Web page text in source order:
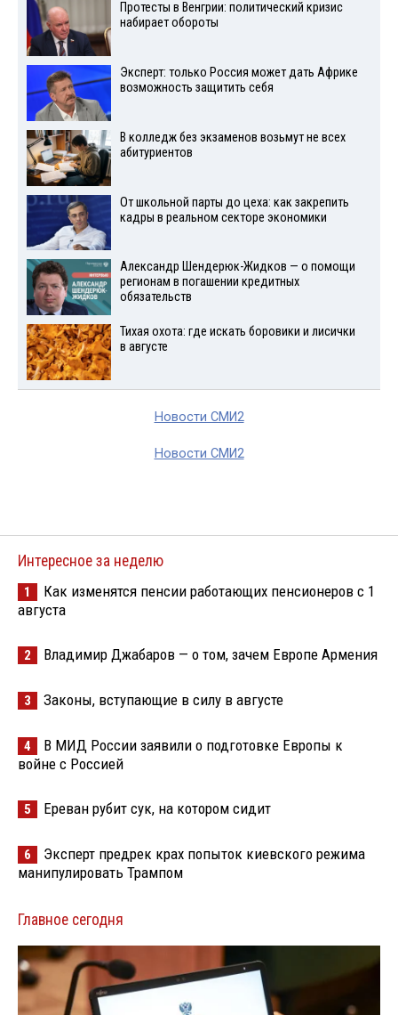
Протесты в Венгрии: политический кризис
набирает обороты
Эксперт: только Россия может дать Африке
возможность защитить себя
В колледж без экзаменов возьмут не всех
абитуриентов
От школьной парты до цеха: как закрепить
кадры в реальном секторе экономики
Александр Шендерюк-Жидков — о помощи
регионам в погашении кредитных
обязательств
Тихая охота: где искать боровики и лисички
в августе
Новости СМИ2
Новости СМИ2
Интересное за неделю
1
Как изменятся пенсии работающих пенсионеров с 1
августа
2 Владимир Джабаров — о том, зачем Европе Армения
3 Законы, вступающие в силу в августе
4
В МИД России заявили о подготовке Европы к
войне с Россией
5 Ереван рубит сук, на котором сидит
6
Эксперт предрек крах попыток киевского режима
манипулировать Трампом
Главное сегодня